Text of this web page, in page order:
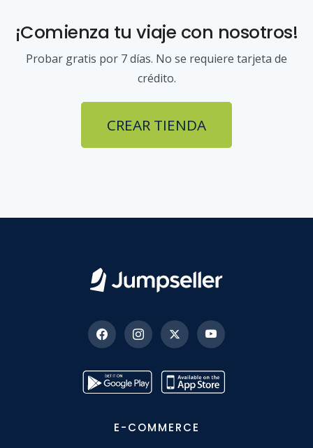
¡Comienza tu viaje con nosotros!
Probar gratis por 7 días. No se requiere tarjeta de
crédito.
CREAR TIENDA
E-COMMERCE